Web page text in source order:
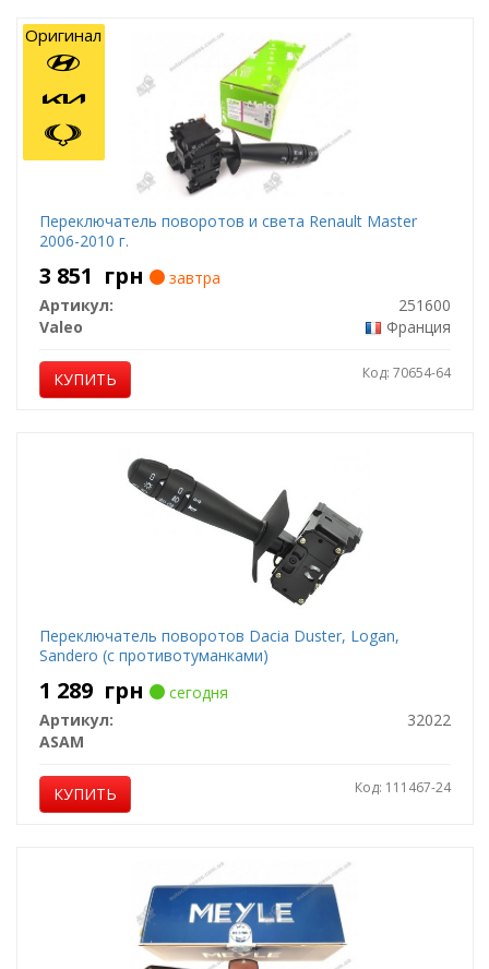
Переключатель поворотов и света Renault Master
2006-2010 г.
3 851 грн
завтра
Артикул:
251600
Valeo
Франция
КУПИТЬ Код: 70654-64
Оригинал
Переключатель поворотов Dacia Duster, Logan,
Sandero (с противотуманками)
1 289 грн
сегодня
Артикул:
32022
ASAM
КУПИТЬ Код: 111467-24